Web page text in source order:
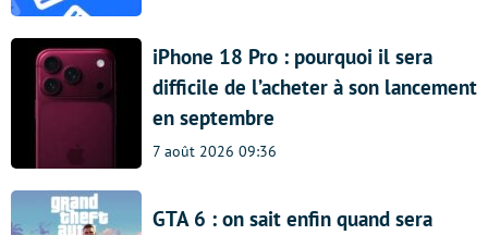
iPhone 18 Pro : pourquoi il sera
difficile de l’acheter à son lancement
en septembre
7 août 2026 09:36
GTA 6 : on sait enfin quand sera